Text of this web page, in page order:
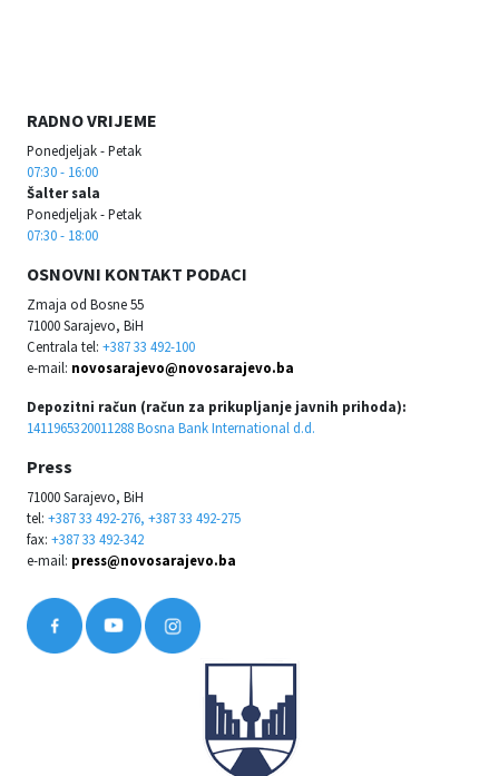
RADNO VRIJEME
Ponedjeljak - Petak
07:30 - 16:00
Šalter sala
Ponedjeljak - Petak
07:30 - 18:00
OSNOVNI KONTAKT PODACI
Zmaja od Bosne 55
71000 Sarajevo, BiH
Centrala tel: +387 33 492-100
e-mail: novosarajevo@novosarajevo.ba
Depozitni račun (račun za prikupljanje javnih prihoda):
1411965320011288 Bosna Bank International d.d.
Press
71000 Sarajevo, BiH
tel: +387 33 492-276, +387 33 492-275
fax: +387 33 492-342
e-mail: press@novosarajevo.ba